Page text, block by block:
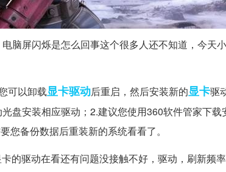
脑屏闪烁是怎么回事这个很多人还不知道，今天
可以卸载显卡驱动后重启，然后安装新的显卡驱
盘安装相应驱动；2.建议您使用360软件管家下载
您备份数据后重装新的系统看看了。
的驱动在看还有问题没接触不好，驱动，刷新频